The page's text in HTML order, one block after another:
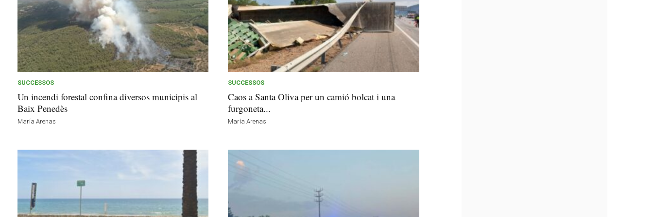
SUCCESSOS
Un incendi forestal confina diversos municipis al
Baix Penedès
María Arenas
SUCCESSOS
Caos a Santa Oliva per un camió bolcat i una
furgoneta...
María Arenas